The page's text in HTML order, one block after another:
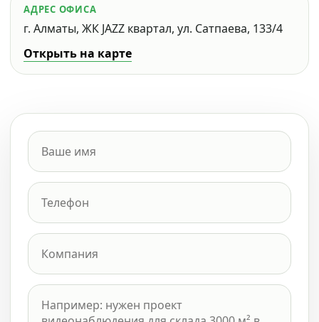
АДРЕС ОФИСА
г. Алматы, ЖК JAZZ квартал, ул. Сатпаева, 133/4
Открыть на карте